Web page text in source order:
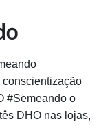
#Semeando o
DHO nas lojas,